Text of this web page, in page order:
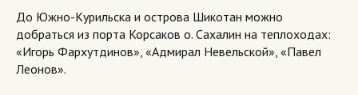
До Южно-Курильска и острова Шикотан можно
добраться из порта Корсаков о. Сахалин на теплоходах:
«Игорь Фархутдинов», «Адмирал Невельской», «Павел
Леонов».